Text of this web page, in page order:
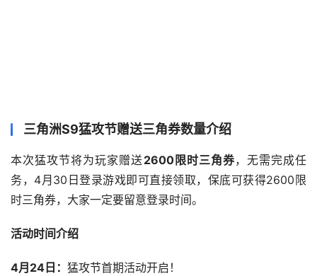
三角洲S9猛攻节赠送三角券数量介绍
本次猛攻节将为玩家赠送2600限时三角券，无需完成任
务，4月30日登录游戏即可直接领取，保底可获得2600限
时三角券，大家一定要留意登录时间。
活动时间介绍
4月24日： 猛攻节首期活动开启！